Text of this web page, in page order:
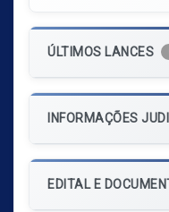
ÚLTIMOS LANCES
INFORMAÇÕES
EDITAL E